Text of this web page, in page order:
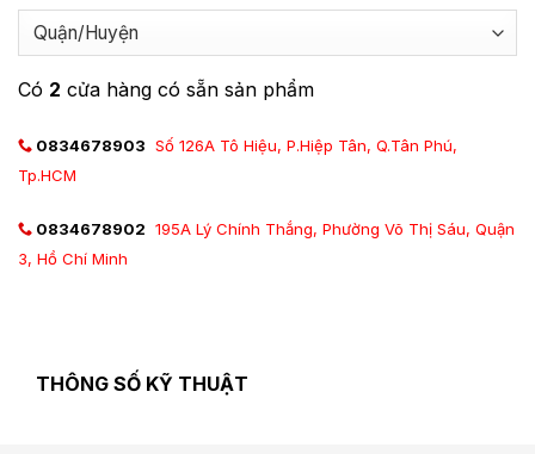
Có 2 cửa hàng có sẵn sản phẩm
0834678903 Số 126A Tô Hiệu, P.Hiệp Tân, Q.Tân Phú,
Tp.HCM
0834678902 195A Lý Chính Thắng, Phường Võ Thị Sáu, Quận
3, Hồ Chí Minh
THÔNG SỐ KỸ THUẬT